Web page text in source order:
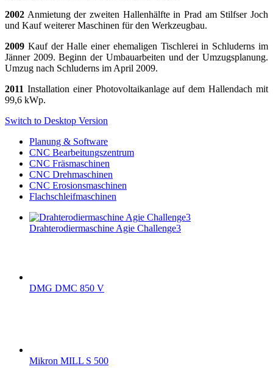
2002 Anmietung der zweiten Hallenhälfte in Prad am Stilfser Joch
und Kauf weiterer Maschinen für den Werkzeugbau.
2009 Kauf der Halle einer ehemaligen Tischlerei in Schluderns im
Jänner 2009. Beginn der Umbauarbeiten und der Umzugsplanung.
Umzug nach Schluderns im April 2009.
2011 Installation einer Photovoltaikanlage auf dem Hallendach mit
99,6 kWp.
Switch to Desktop Version
Planung & Software
CNC Bearbeitungszentrum
CNC Fräsmaschinen
CNC Drehmaschinen
CNC Erosionsmaschinen
Flachschleifmaschinen
Drahterodiermaschine Agie Challenge3
DMG DMC 850 V
Mikron MILL S 500